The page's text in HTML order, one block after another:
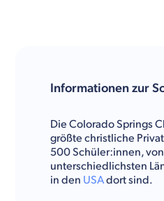
Informationen zur
Die Colorado Springs
größte christliche
500 Schüler:innen,
unterschiedlichsten
in den USAdort sind.